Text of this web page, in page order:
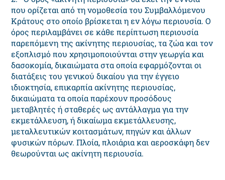
που ορίζεται από τη νομοθεσία του Συμβαλλόμενου
Κράτους στο οποίο βρίσκεται η εν λόγω περιουσία. Ο
όρος περιλαμβάνει σε κάθε περίπτωση περιουσία
παρεπόμενη της ακίνητης περιουσίας, τα ζώα και τον
εξοπλισμό που χρησιμοποιούνται στην γεωργία και
δασοκομία, δικαιώματα στα οποία εφαρμόζονται οι
διατάξεις του γενικού δικαίου για την έγγειο
ιδιοκτησία, επικαρπία ακίνητης περιουσίας,
δικαιώματα τα οποία παρέχουν προσόδους
μεταβλητές ή σταθερές ως αντάλλαγμα για την
εκμετάλλευση, ή δικαίωμα εκμετάλλευσης,
μεταλλευτικών κοιτασμάτων, πηγών και άλλων
φυσικών πόρων. Πλοία, πλοιάρια και αεροσκάφη δεν
θεωρούνται ως ακίνητη περιουσία.